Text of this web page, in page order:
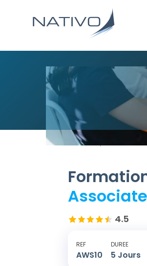
Accueil Amazon
4.5
REF
AWS10
DUREE
5 Jours